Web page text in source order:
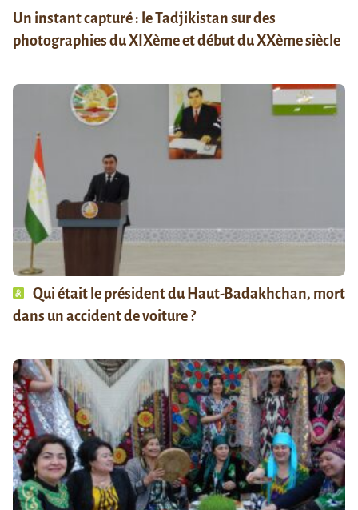
Un instant capturé : le Tadjikistan sur des
photographies du XIXème et début du XXème siècle
Qui était le président du Haut-Badakhchan, mort
dans un accident de voiture ?